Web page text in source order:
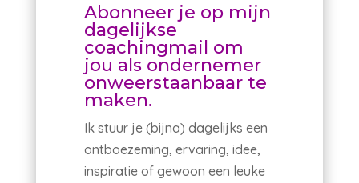
Abonneer je op mijn
dagelijkse
coachingmail om
jou als ondernemer
onweerstaanbaar te
maken.
Ik stuur je (bijna) dagelijks een
ontboezeming, ervaring, idee,
inspiratie of gewoon een leuke